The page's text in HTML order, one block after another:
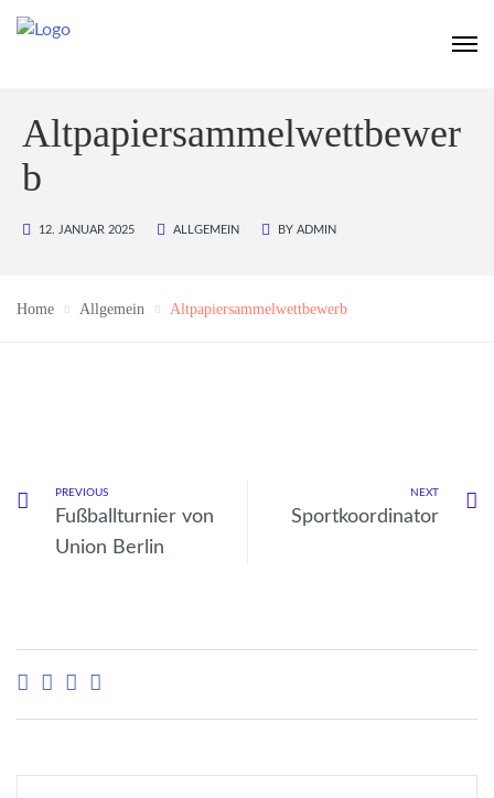
Altpapiersammelwettbewer
b
12. JANUAR 2025 ALLGEMEIN BY ADMIN
Home Allgemein Altpapiersammelwettbewerb
PREVIOUS
Fußballturnier von
Union Berlin
NEXT
Sportkoordinator